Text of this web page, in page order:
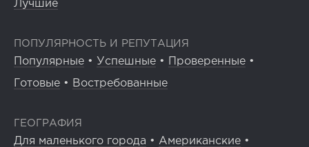
Лучшие
ПОПУЛЯРНОСТЬ И РЕПУТАЦИЯ
Популярные • Успешные • Проверенные •
Готовые • Востребованные
ГЕОГРАФИЯ
Для маленького города • Американские •